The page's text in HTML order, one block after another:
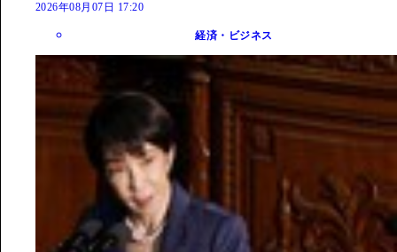
2026年08月07日 17:20
経済・ビジネス